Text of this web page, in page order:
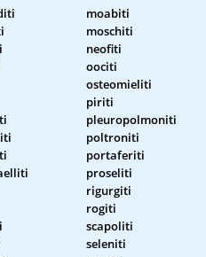
moabiti
moschiti
neofiti
oociti
osteomieliti
piriti
pleuropolmoniti
poltroniti
portaferiti
proseliti
rigurgiti
rogiti
scapoliti
seleniti